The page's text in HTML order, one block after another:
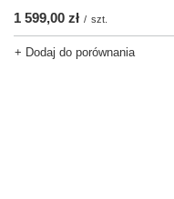
1 599,00 zł / szt.
+ Dodaj do porównania